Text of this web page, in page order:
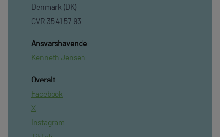
Denmark (DK)
CVR 35 41 57 93
Ansvarshavende
Kenneth Jensen
Overalt
Facebook
X
Instagram